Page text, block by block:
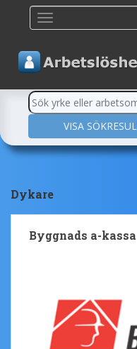
Dykare
Byggnads a-kassa